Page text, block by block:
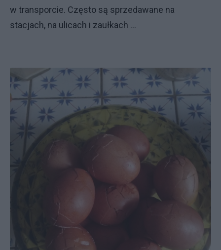
w transporcie. Często są sprzedawane na
stacjach, na ulicach i zaułkach ...